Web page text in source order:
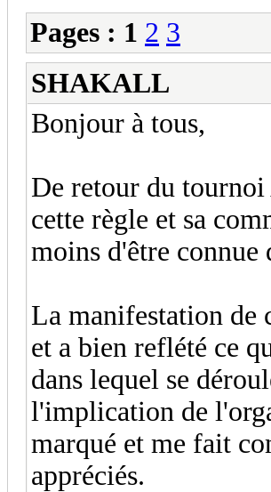
Pages : 1 2 3
SHAKALL
Bonjour à tous,
De retour du tournoi
cette règle et sa
moins d'être connue
La manifestation de
et a bien reflété ce
dans lequel se
l'implication de
marqué et me fait
appréciés.